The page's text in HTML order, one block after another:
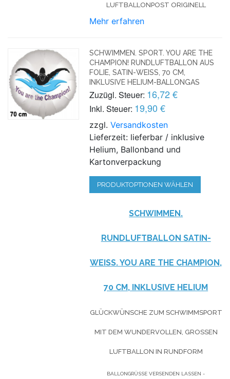
UFTBALLONPOST ORIGINELL
Mehr erfahren
SCHWIMMEN. SPORT. YOU ARE THE
CHAMPION! RUNDLUFTBALLON AUS
FOLIE, SATIN-WEISS, 70 CM,
INKLUSIVE HELIUM-BALLONGAS
Zuzügl. Steuer: 16,72 €
Inkl. Steuer: 19,90 €
zzgl.Versandkosten
Lieferzeit: lieferbar / inklusive
Helium, Ballonband und
Kartonverpackung
PRODUKTOPTIONEN WÄHLEN
SCHWIMMEN.
RUNDLUFTBALLON SATIN-
WEISS. YOU ARE THE CHAMPION,
70 CM, INKLUSIVE HELIUM
GLÜCKWÜNSCHE ZUM SCHWIMMSPORT
MIT DEM WUNDERVOLLEN, GROSSEN L
UFTBALLON IN RUNDFORM
BALLONGRÜSSE VERSENDEN LASSEN - L